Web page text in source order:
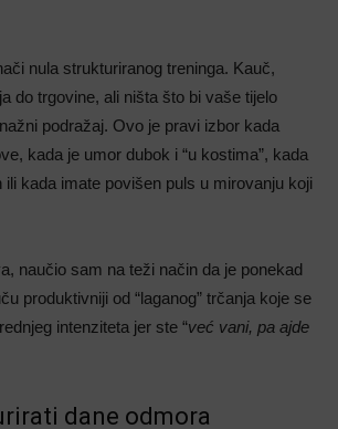
nula strukturiranog treninga. Kauč,
do trgovine, ali ništa što bi vaše tijelo
podražaj. Ovo je pravi izbor kada
kada je umor dubok i “u kostima”, kada
ili kada imate povišen puls u mirovanju koji
naučio sam na teži način da je ponekad
produktivniji od “laganog” trčanja koje se
intenziteta jer ste “već vani, pa ajde
dane odmora